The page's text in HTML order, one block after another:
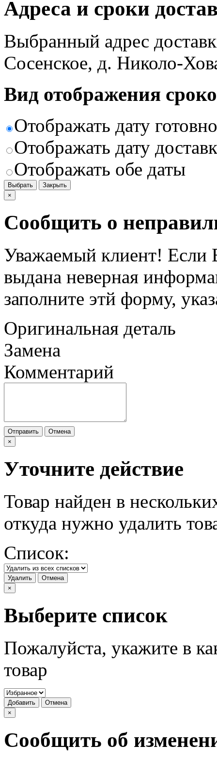
Адреса и сроки
Выбранный адрес
Сосенское, д. Николо-
Вид отображения
Отображать дату
Отображать дату
Отображать обе даты
Выбрать
Закрыть
×
Сообщить о
Уважаемый клиент! Если
выдана неверная
заполните этй форму,
Оригинальная деталь
Замена
Комментарий
Отправить
Отмена
×
Уточните действие
Товар найден в
откуда нужно удалить
Список:
Удалить
Отмена
×
Выберите список
Пожалуйста, укажите в
товар
Добавить
Отмена
×
Сообщить об